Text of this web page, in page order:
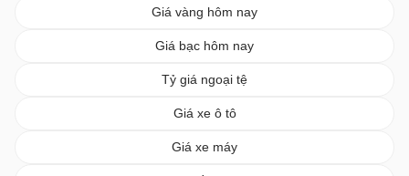
Giá vàng hôm nay
Giá bạc hôm nay
Tỷ giá ngoại tệ
Giá xe ô tô
Giá xe máy